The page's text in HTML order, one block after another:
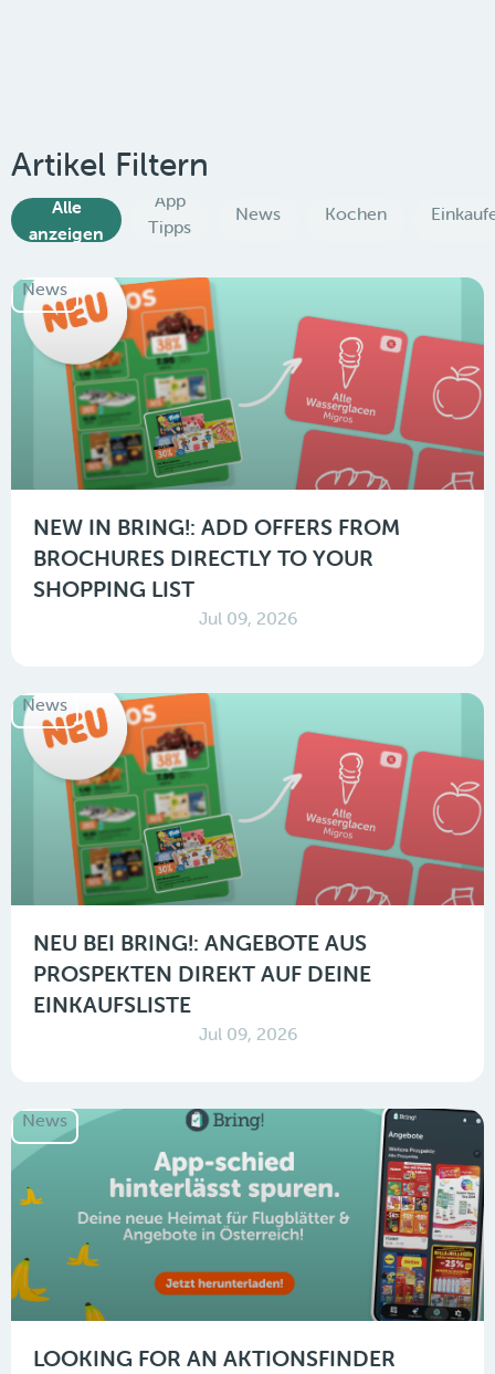
Artikel Filtern
Alle
anzeigen
App
Tipps
News Kochen
News
NEW IN BRING!: ADD OFFERS FROM
BROCHURES DIRECTLY TO YOUR
SHOPPING LIST
Jul 09, 2026
News
NEU BEI BRING!: ANGEBOTE AUS
PROSPEKTEN DIREKT AUF DEINE
EINKAUFSLISTE
Jul 09, 2026
News
LOOKING FOR AN AKTIONSFINDER